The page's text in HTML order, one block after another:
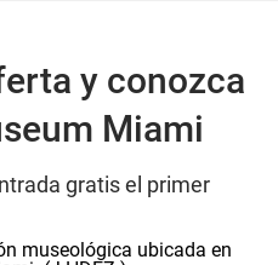
y conozca
Miami
gratis el primer